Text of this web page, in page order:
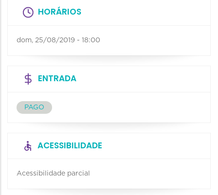
HORÁRIOS
dom, 25/08/2019 - 18:00
ENTRADA
PAGO
ACESSIBILIDADE
Acessibilidade parcial